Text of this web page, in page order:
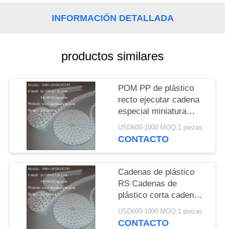
PRIVACY
POLICY
INFORMACIÓN DETALLADA
productos similares
POM PP de plástico
recto ejecutar cadena
especial miniatura
cadena pequeña
cadena de doble paso
USD600-1000 MOQ:1 piezas
CONTACTO
Cadenas de plástico
RS Cadenas de
plástico corta cadena
de lanzamiento. 40P
60P Cadenas de
USD600-1000 MOQ:1 piezas
CONTACTO